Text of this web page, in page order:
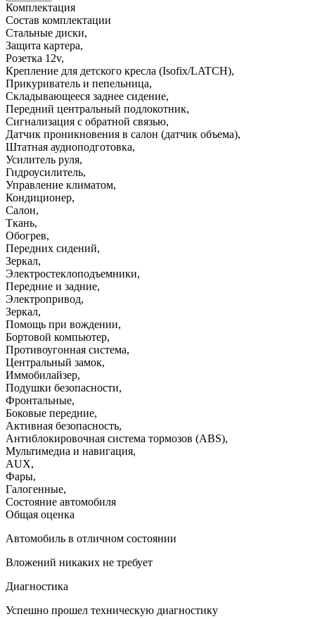
Комплектация
Состав комплектации
Стальные диски,
Защита картера,
Розетка 12v,
Крепление для детского кресла (Isofix/LATCH),
Прикуриватель и пепельница,
Складывающееся заднее сидение,
Передний центральный подлокотник,
Сигнализация с обратной связью,
Датчик проникновения в салон (датчик объема),
Штатная аудиоподготовка,
Усилитель руля,
Гидроусилитель,
Управление климатом,
Кондиционер,
Салон,
Ткань,
Обогрев,
Передних сидений,
Зеркал,
Электростеклоподъемники,
Передние и задние,
Электропривод,
Зеркал,
Помощь при вождении,
Бортовой компьютер,
Противоугонная система,
Центральный замок,
Иммобилайзер,
Подушки безопасности,
Фронтальные,
Боковые передние,
Активная безопасность,
Антиблокировочная система тормозов (ABS),
Мультимедиа и навигация,
AUX,
Фары,
Галогенные,
Состояние автомобиля
Общая оценка
Автомобиль в отличном состоянии
Вложений никаких не требует
Диагностика
Успешно прошел техническую диагностику